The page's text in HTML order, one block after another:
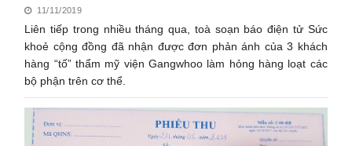
11/11/2019
Liên tiếp trong nhiều tháng qua, toà soạn báo điện tử Sức
khoẻ cộng đồng đã nhận được đơn phản ánh của 3 khách
hàng “tố” thẩm mỹ viện Gangwhoo làm hỏng hàng loạt các
bộ phận trên cơ thể.